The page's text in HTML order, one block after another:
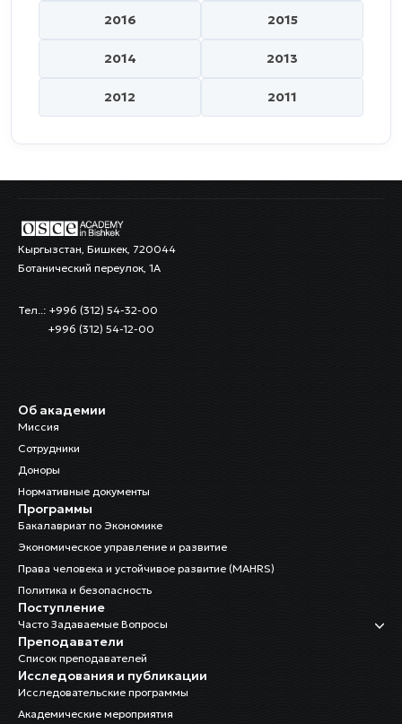
2016 2015
2014 2013
2012 2011
Кыргызстан, Бишкек, 720044
Ботанический переулок, 1А
Тел..: +996 (312) 54-32-00
+996 (312) 54-12-00
Об академии
Миссия
Сотрудники
Доноры
Нормативные документы
Программы
Бакалавриат по Экономике
Экономическое управление и развитие
Права человека и устойчивое развитие (MAHRS)
Политика и безопасность
Поступление
Часто Задаваемые Вопросы
Преподаватели
Список преподавателей
Исследования и публикации
Исследовательские программы
Академические мероприятия